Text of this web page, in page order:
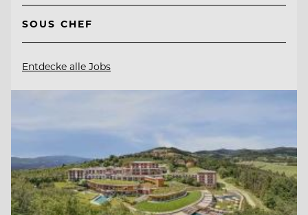
SOUS CHEF
Entdecke alle Jobs